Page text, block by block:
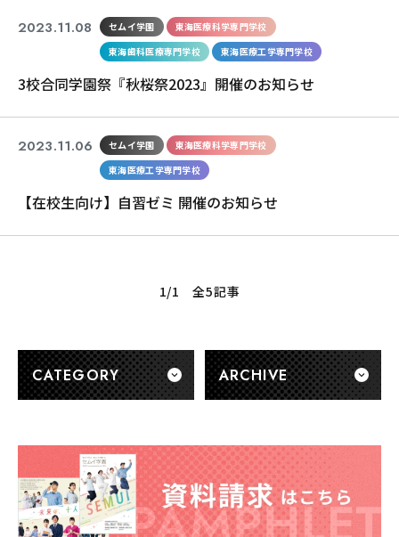
2023.11.08 セムイ学園
東海医療科学専門学校
東海歯科医療専門学校
東海医療工学専門学校
3校合同学園祭『秋桜祭2023』開催のお知らせ
2023.11.06 セムイ学園
東海医療科学専門学校
東海医療工学専門学校
【在校生向け】自習ゼミ 開催のお知らせ
1/1 全5記事
CATEGORY ARCHIVE